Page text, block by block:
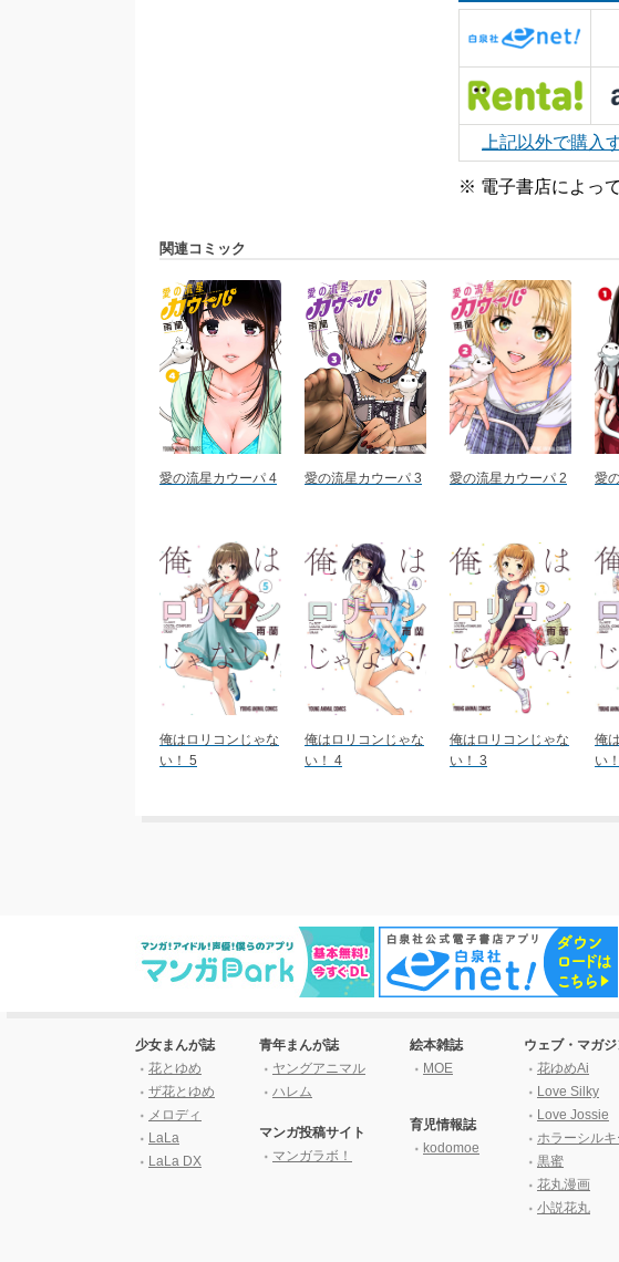
上記以外で購入
※ 電子書店によっ
関連コミック
愛の流星カウーパ 4 愛の流星カウーパ 3 愛の流星カウーパ 2 愛
俺はロリコンじゃな
い！ 5
俺はロリコンじゃな
い！ 4
俺はロリコンじゃな
い！ 3
俺
い
少女まんが誌
花とゆめ
ザ花とゆめ
メロディ
LaLa
LaLa DX
青年まんが誌
ヤングアニマル
ハレム
マンガ投稿サイト
マンガラボ！
絵本雑誌
MOE
育児情報誌
kodomoe
ウェブ・マガ
花ゆめAi
Love Silky
Love Jossie
ホラーシルキ
黒蜜
花丸漫画
小説花丸